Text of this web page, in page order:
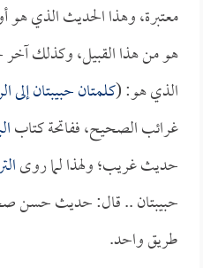
معتبرة، وهذا الحديث الذي
هو من هذا القبيل، وكذلك
الذي هو: (كلمتان حبيبتان إلى
غرائب الصحيح، ففاتحة كتاب
حديث غريب؛ ولهذا لما روى
حبيبتان .. قال: حديث حسن
طريق واحد.